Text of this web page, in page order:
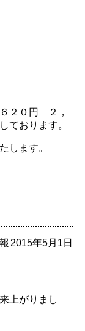
２０円 ２，
ております。
します。
2015年5月1日
上がりまし